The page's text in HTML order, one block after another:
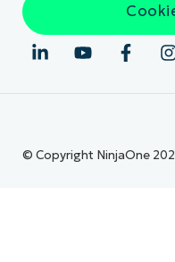
© Copyright NinjaOne